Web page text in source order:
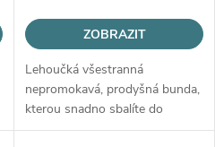
ZOBRAZIT
Lehoučká všestranná
nepromokavá, prodyšná bunda,
kterou snadno sbalíte do
malého pytlíku.